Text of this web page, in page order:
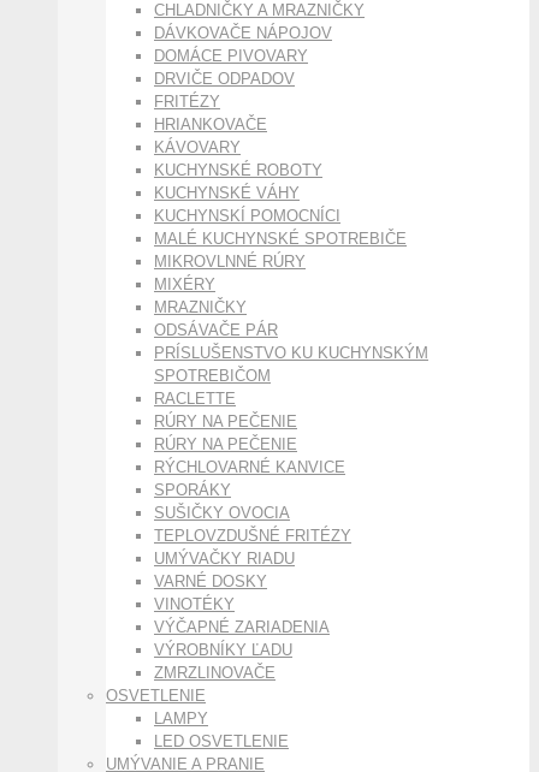
CHLADNIČKY A MRAZNIČKY
DÁVKOVAČE NÁPOJOV
DOMÁCE PIVOVARY
DRVIČE ODPADOV
FRITÉZY
HRIANKOVAČE
KÁVOVARY
KUCHYNSKÉ ROBOTY
KUCHYNSKÉ VÁHY
KUCHYNSKÍ POMOCNÍCI
MALÉ KUCHYNSKÉ SPOTREBIČE
MIKROVLNNÉ RÚRY
MIXÉRY
MRAZNIČKY
ODSÁVAČE PÁR
PRÍSLUŠENSTVO KU KUCHYNSKÝM
SPOTREBIČOM
RACLETTE
RÚRY NA PEČENIE
RÚRY NA PEČENIE
RÝCHLOVARNÉ KANVICE
SPORÁKY
SUŠIČKY OVOCIA
TEPLOVZDUŠNÉ FRITÉZY
UMÝVAČKY RIADU
VARNÉ DOSKY
VINOTÉKY
VÝČAPNÉ ZARIADENIA
VÝROBNÍKY ĽADU
ZMRZLINOVAČE
OSVETLENIE
LAMPY
LED OSVETLENIE
UMÝVANIE A PRANIE